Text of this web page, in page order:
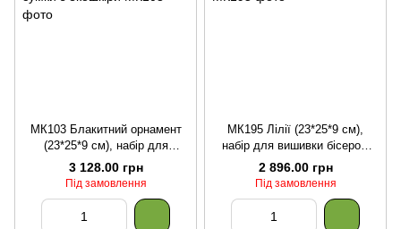
МК103 Блакитний орнамент
(23*25*9 см), набір для
вишивки бісером сумки з
екошкіри
3 128.00 грн
Під замовлення
МК195 Лілії (23*25*9 см),
набір для вишивки бісером
сумки з білої екошкіри
2 896.00 грн
Під замовлення